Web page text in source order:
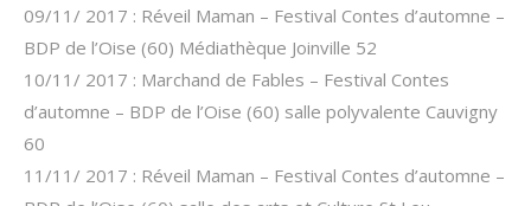
09/11/ 2017 : Réveil Maman – Festival Contes d’automne –
BDP de l’Oise (60) Médiathèque Joinville 52
10/11/ 2017 : Marchand de Fables – Festival Contes
d’automne – BDP de l’Oise (60) salle polyvalente Cauvigny
60
11/11/ 2017 : Réveil Maman – Festival Contes d’automne –